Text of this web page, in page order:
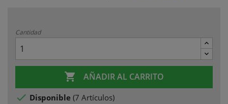
Cantidad
 AÑADIR AL CARRITO
 Disponible (7 Artículos)